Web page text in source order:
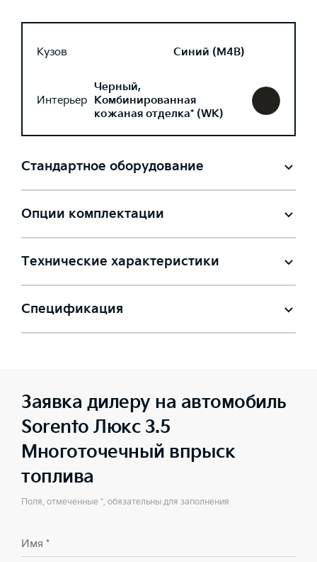
Кузов Синий (M4B)
Интерьер
Черный,
Комбинированная
кожаная отделка* (WK)
Стандартное оборудование
Опции комплектации
Технические характеристики
Спецификация
Заявка дилеру на автомобиль
Sorento Люкс 3.5
Многоточечный впрыск
топлива
Поля, отмеченные *, обязательны для заполнения
Имя *